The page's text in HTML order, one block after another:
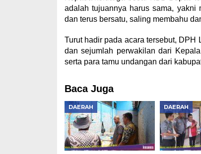
adalah tujuannya harus sama, yakni
dan terus bersatu, saling membahu
Turut hadir pada acara tersebut,
dan sejumlah perwakilan dari
serta para tamu undangan dari
Baca Juga
DAERAH DAERAH